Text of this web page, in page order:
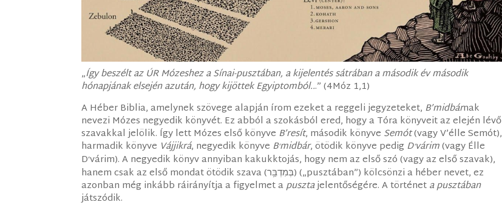
„Így beszélt az ÚR Mózeshez a Sínai-pusztában, a kijelentés sátrában a második év második
hónapjának elsején azután, hogy kijöttek Egyiptomból...” (4Móz 1,1)
A Héber Biblia, amelynek szövege alapján írom ezeket a reggeli jegyzeteket, B’midbárnak
nevezi Mózes negyedik könyvét. Ez abból a szokásból ered, hogy a Tóra könyveit az elején lévő
szavakkal jelölik. Így lett Mózes első könyve B’resít, második könyve Semót(vagy V’élle Semót),
harmadik könyve Vájjikrá, negyedik könyve B‘midbár, ötödik könyve pedigD‘várim(vagy Élle
D‘várim). A negyedik könyv annyiban kakukktojás, hogy nem az első szó (vagy az első szavak),
hanem csak az első mondat ötödik szava (‎בְּמִדְבַּ֥ר) („pusztában”) kölcsönzi a héber nevet, ez
azonban még inkább ráirányítja a figyelmet apusztajelentőségére. A történeta pusztában
játszódik.